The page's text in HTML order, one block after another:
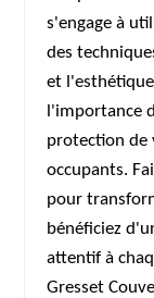
s'engage à
des
et
l'importance
protection de
occupants.
pour
bénéficiez
attentif à
Gresset